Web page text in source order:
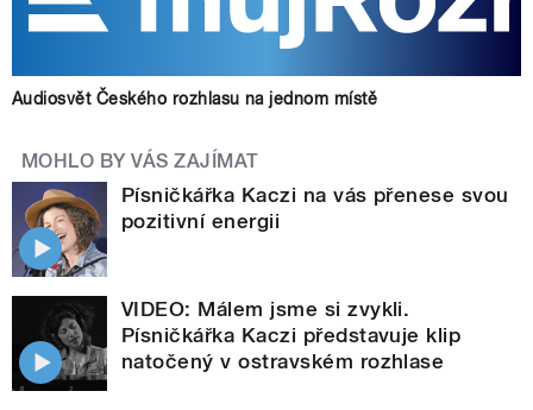
Audiosvět Českého rozhlasu na jednom místě
MOHLO BY VÁS ZAJÍMAT
Písničkářka Kaczi na vás přenese svou
pozitivní energii
VIDEO: Málem jsme si zvykli.
Písničkářka Kaczi představuje klip
natočený v ostravském rozhlase